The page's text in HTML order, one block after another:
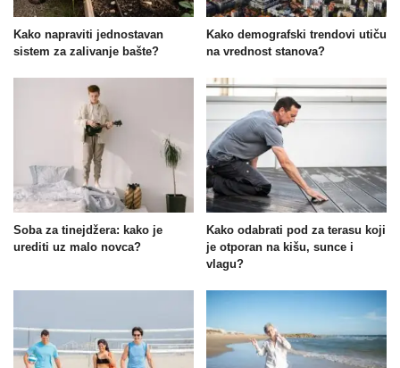
Kako napraviti jednostavan
sistem za zalivanje bašte?
Kako demografski trendovi utiču
na vrednost stanova?
Soba za tinejdžera: kako je
urediti uz malo novca?
Kako odabrati pod za terasu koji
je otporan na kišu, sunce i
vlagu?